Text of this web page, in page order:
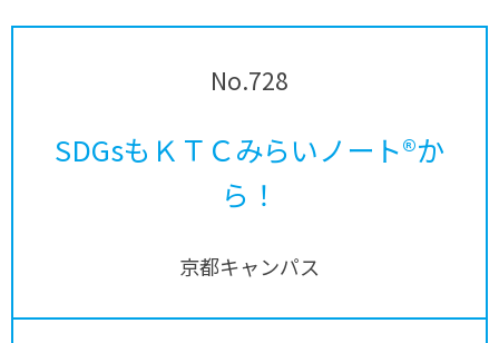
No.728
SDGsもＫＴＣみらいノート®か
ら！
京都キャンパス